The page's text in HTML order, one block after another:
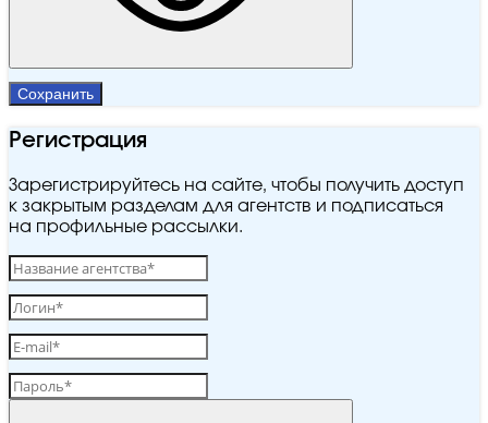
Сохранить
Регистрация
Зарегистрируйтесь на сайте, чтобы получить доступ
к закрытым разделам для агентств и подписаться
на профильные рассылки.